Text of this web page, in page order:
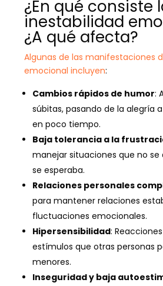
¿En qué consiste
inestabilidad
¿A qué afecta?
Algunas de las manifestaciones
emocional incluyen:
Cambios rápidos de humor:
súbitas, pasando de la alegría
en poco tiempo.
Baja tolerancia a la
manejar situaciones que no se
se esperaba.
Relaciones personales
para mantener relaciones
fluctuaciones emocionales.
Hipersensibilidad:
estímulos que otras personas
menores.
Inseguridad y baja